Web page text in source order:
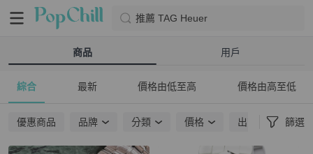
推薦 TAG Heuer
商品 用戶
綜合 最新 價格由低至高 價格由高至低
優惠商品 品牌 分類 價格 出貨地點 篩選